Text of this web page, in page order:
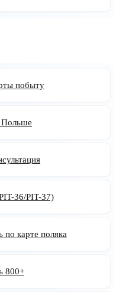
побыту
Польше
36/PIT-37)
карте поляка
800+